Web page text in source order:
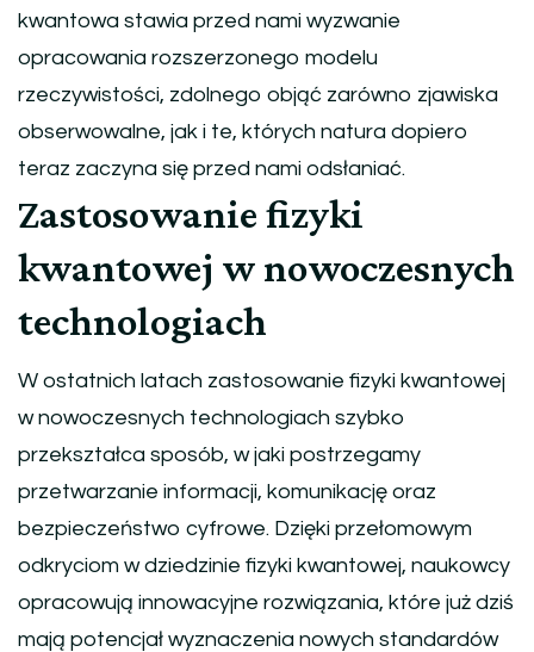
kwantowa stawia przed nami wyzwanie
opracowania rozszerzonego modelu
rzeczywistości, zdolnego objąć zarówno zjawiska
obserwowalne, jak i te, których natura dopiero
teraz zaczyna się przed nami odsłaniać.
Zastosowanie fizyki
kwantowej w nowoczesnych
technologiach
W ostatnich latach zastosowanie fizyki kwantowej
w nowoczesnych technologiach szybko
przekształca sposób, w jaki postrzegamy
przetwarzanie informacji, komunikację oraz
bezpieczeństwo cyfrowe. Dzięki przełomowym
odkryciom w dziedzinie fizyki kwantowej, naukowcy
opracowują innowacyjne rozwiązania, które już dziś
mają potencjał wyznaczenia nowych standardów